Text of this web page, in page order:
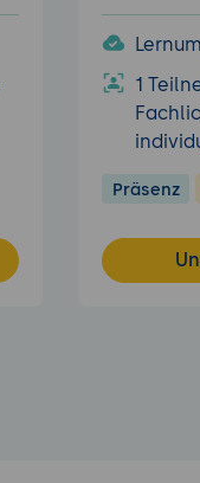
1
Präsenz